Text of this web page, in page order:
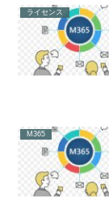
ライセンス
M365